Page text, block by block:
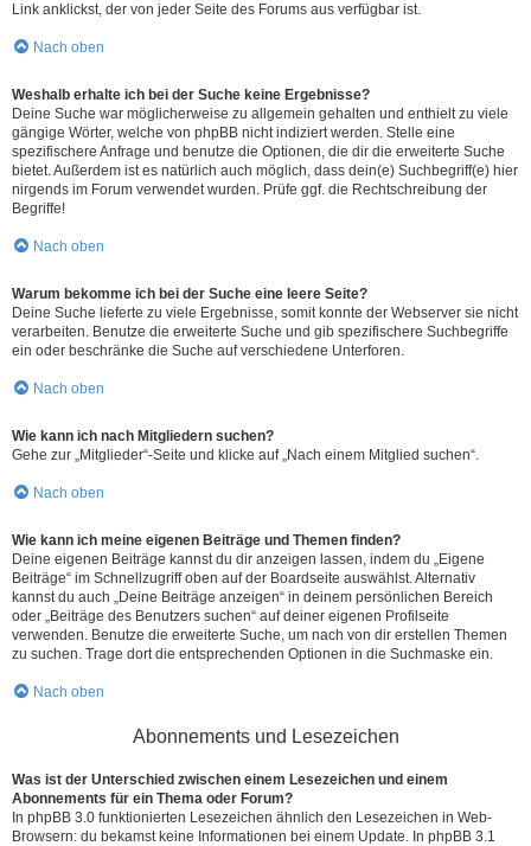
Link anklickst, der von jeder Seite des Forums aus verfügbar ist.
Nach oben
Weshalb erhalte ich bei der Suche keine Ergebnisse?
Deine Suche war möglicherweise zu allgemein gehalten und enthielt zu viele
gängige Wörter, welche von phpBB nicht indiziert werden. Stelle eine
spezifischere Anfrage und benutze die Optionen, die dir die erweiterte Suche
bietet. Außerdem ist es natürlich auch möglich, dass dein(e) Suchbegriff(e) hier
nirgends im Forum verwendet wurden. Prüfe ggf. die Rechtschreibung der
Begriffe!
Nach oben
Warum bekomme ich bei der Suche eine leere Seite?
Deine Suche lieferte zu viele Ergebnisse, somit konnte der Webserver sie nicht
verarbeiten. Benutze die erweiterte Suche und gib spezifischere Suchbegriffe
ein oder beschränke die Suche auf verschiedene Unterforen.
Nach oben
Wie kann ich nach Mitgliedern suchen?
Gehe zur „Mitglieder“-Seite und klicke auf „Nach einem Mitglied suchen“.
Nach oben
Wie kann ich meine eigenen Beiträge und Themen finden?
Deine eigenen Beiträge kannst du dir anzeigen lassen, indem du „Eigene
Beiträge“ im Schnellzugriff oben auf der Boardseite auswählst. Alternativ
kannst du auch „Deine Beiträge anzeigen“ in deinem persönlichen Bereich
oder „Beiträge des Benutzers suchen“ auf deiner eigenen Profilseite
verwenden. Benutze die erweiterte Suche, um nach von dir erstellen Themen
zu suchen. Trage dort die entsprechenden Optionen in die Suchmaske ein.
Nach oben
Abonnements und Lesezeichen
Was ist der Unterschied zwischen einem Lesezeichen und einem
Abonnements für ein Thema oder Forum?
In phpBB 3.0 funktionierten Lesezeichen ähnlich den Lesezeichen in Web-
Browsern: du bekamst keine Informationen bei einem Update. In phpBB 3.1